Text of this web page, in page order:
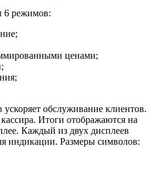
6 режимов:
ценами;
ускоряет обслуживание клиентов.
Итоги отображаются на
Каждый из двух дисплеев
индикации. Размеры символов: